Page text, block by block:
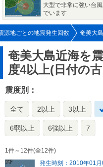
大型で非常に強い台
でいます
源地ごとの地震発生回数 奄美大
奄美大島近海を
度4以上(日付の
震度別：
全て 2以上 3以上
6弱以上 6強以上 7
1件～12件(全12件)
発生時刻：2010年01